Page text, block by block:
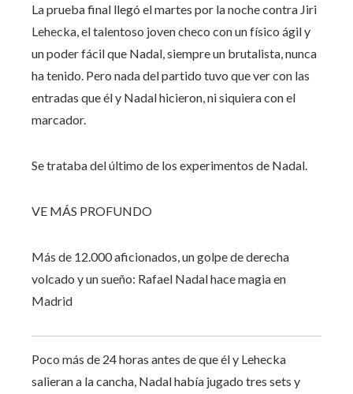
La prueba final llegó el martes por la noche contra Jiri
Lehecka, el talentoso joven checo con un físico ágil y
un poder fácil que Nadal, siempre un brutalista, nunca
ha tenido. Pero nada del partido tuvo que ver con las
entradas que él y Nadal hicieron, ni siquiera con el
marcador.
Se trataba del último de los experimentos de Nadal.
VE MÁS PROFUNDO
Más de 12.000 aficionados, un golpe de derecha
volcado y un sueño: Rafael Nadal hace magia en
Madrid
Poco más de 24 horas antes de que él y Lehecka
salieran a la cancha, Nadal había jugado tres sets y